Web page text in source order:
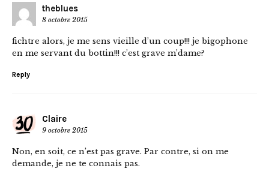
theblues
8 octobre 2015
fichtre alors, je me sens vieille d’un coup!!! je bigophone
en me servant du bottin!!! c’est grave m’dame?
Reply
Claire
9 octobre 2015
Non, en soit, ce n’est pas grave. Par contre, si on me
demande, je ne te connais pas.